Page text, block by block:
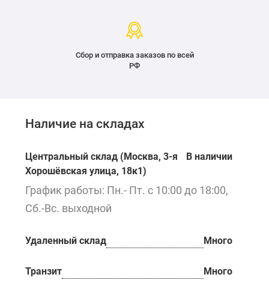
Сбор и отправка заказов по всей
РФ
Наличие на складах
Центральный склад (Москва, 3-я
Хорошёвская улица, 18к1)
В наличии
График работы: Пн.- Пт. с 10:00 до 18:00,
Сб.-Вс. выходной
Удаленный склад Много
Транзит Много